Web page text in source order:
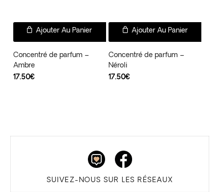
Ajouter Au Panier
Concentré de parfum –
Ambre
17.50€
Ajouter Au Panier
Concentré de parfum –
Néroli
17.50€
SUIVEZ-NOUS SUR LES RÉSEAUX